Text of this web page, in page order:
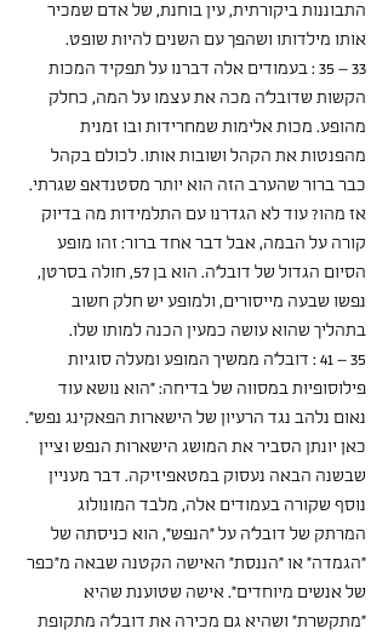
התבוננות ביקורתית, עין בוחנת, של אדם שמכיר
אותו מילדותו ושהפך עם השנים להיות שופט.
33 – 35 : בעמודים אלה דברנו על תפקיד המכות
הקשות שדובל'ה מכה את עצמו על המה, כחלק
מהופע. מכות אלימות שמחרידות ובו זמנית
מהפנטות את הקהל ושובות אותו. לכולם בקהל
כבר ברור שהערב הזה הוא יותר מסטנדאפ שגרתי.
אז מהו? עוד לא הגדרנו עם התלמידות מה בדיוק
קורה על הבמה, אבל דבר אחד ברור: זהו מופע
הסיום הגדול של דובל'ה. הוא בן 57, חולה בסרטן,
נפשו שבעה מייסורים, ולמופע יש חלק חשוב
בתהליך שהוא עושה כמעין הכנה למותו שלו.
35 – 41 : דובל'ה ממשיך המופע ומעלה סוגיות
פילוסופיות במסווה של בדיחה: "הוא נושא עוד
נאום נלהב נגד הרעיון של הישארות הפאקינג נפש".
כאן יונתן הסביר את המושג הישארות הנפש וציין
שבשנה הבאה נעסוק במטאפיזיקה. דבר מעניין
נוסף שקורה בעמודים אלה, מלבד המונולוג
המרתק של דובל'ה על "הנפש", הוא כניסתה של
"הגמדה" או "הננסת" האישה הקטנה שבאה מ"כפר
של אנשים מיוחדים". אישה שטוענת שהיא
"מתקשרת" ושהיא גם מכירה את דובל'ה מתקופת